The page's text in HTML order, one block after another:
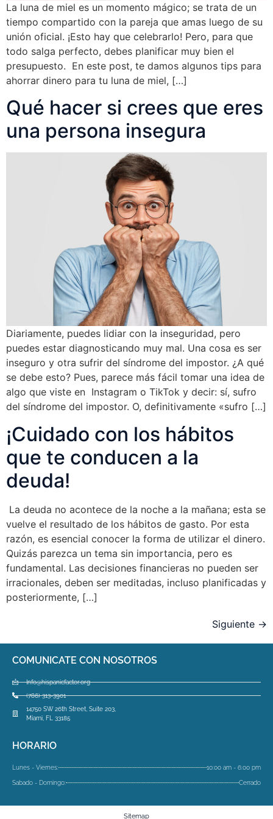
La luna de miel es un momento mágico; se trata de un
tiempo compartido con la pareja que amas luego de su
unión oficial. ¡Esto hay que celebrarlo! Pero, para que
todo salga perfecto, debes planificar muy bien el
presupuesto. En este post, te damos algunos tips para
ahorrar dinero para tu luna de miel, […]
Qué hacer si crees que eres
una persona insegura
Diariamente, puedes lidiar con la inseguridad, pero
puedes estar diagnosticando muy mal. Una cosa es ser
inseguro y otra sufrir del síndrome del impostor. ¿A qué
se debe esto? Pues, parece más fácil tomar una idea de
algo que viste en Instagram o TikTok y decir: sí, sufro
del síndrome del impostor. O, definitivamente «sufro […]
¡Cuidado con los hábitos
que te conducen a la
deuda!
La deuda no acontece de la noche a la mañana; esta se
vuelve el resultado de los hábitos de gasto. Por esta
razón, es esencial conocer la forma de utilizar el dinero.
Quizás parezca un tema sin importancia, pero es
fundamental. Las decisiones financieras no pueden ser
irracionales, deben ser meditadas, incluso planificadas y
posteriormente, […]
Siguiente →
COMUNICATE CON NOSOTROS
Info@hispanicfactor.org
(786) 313-3901
14750 SW 26th Street, Suite 203,
Miami, FL 33185
HORARIO
Lunes - Viernes: 10:00 am - 6:00 pm
Sabado - Domingo: Cerrado
Sitemap